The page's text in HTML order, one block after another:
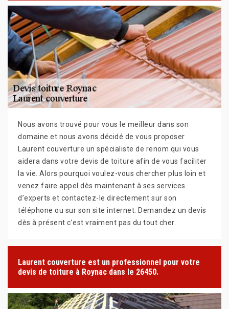
Nous avons trouvé pour vous le meilleur dans son
domaine et nous avons décidé de vous proposer
Laurent couverture un spécialiste de renom qui vous
aidera dans votre devis de toiture afin de vous faciliter
la vie. Alors pourquoi voulez-vous chercher plus loin et
venez faire appel dès maintenant à ses services
d’experts et contactez-le directement sur son
téléphone ou sur son site internet. Demandez un devis
dès à présent c’est vraiment pas du tout cher.
Laurent couverture est un professionnel pour votre
devis de toiture à Roynac dans le 26450.